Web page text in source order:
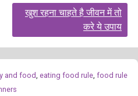
खुश रहना चाहते है जीवन में तो
करे ये उपाय
and food, eating food rule, food rule